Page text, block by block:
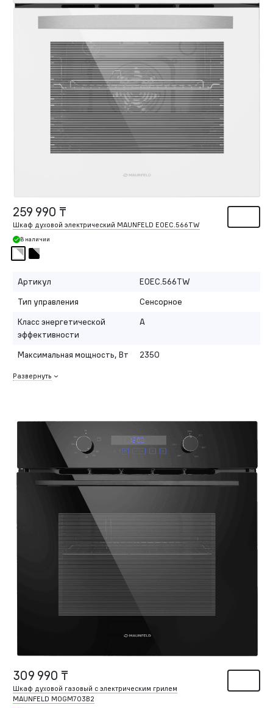
259 990 ₸
Шкаф духовой электрический MAUNFELD EOEC.566TW
В наличии
Артикул
EOEC.566TW
Тип управления
Сенсорное
Класс энергетической
эффективности
A
Максимальная мощность, Вт 2350
Развернуть
309 990 ₸
Шкаф духовой газовый с электрическим грилем
MAUNFELD MOGM703B2